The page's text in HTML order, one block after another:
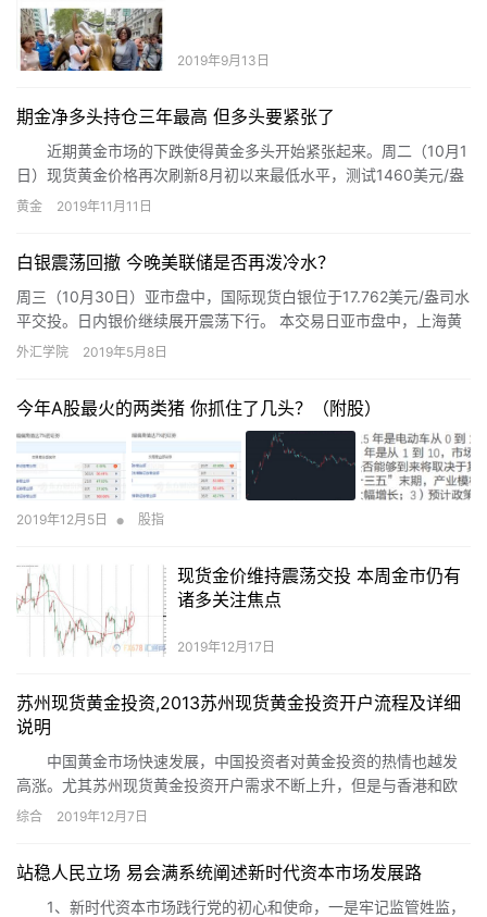
2019年9月13日
期金净多头持仓三年最高 但多头要紧张了
近期黄金市场的下跌使得黄金多头开始紧张起来。周二（10月1
日）现货黄金价格再次刷新8月初以来最低水平，测试1460美元/盎
司关口的支撑。
黄金 2019年11月11日
白银震荡回撤 今晚美联储是否再泼冷水？
周三（10月30日）亚市盘中，国际现货白银位于17.762美元/盎司水
平交投。日内银价继续展开震荡下行。 本交易日亚市盘中，上海黄
金交易所白银t+d上涨0.12%至4325元/千克…
外汇学院 2019年5月8日
今年A股最火的两类猪 你抓住了几头？（附股）
2019年12月5日 • 股指
现货金价维持震荡交投 本周金市仍有
诸多关注焦点
2019年12月17日
苏州现货黄金投资,2013苏州现货黄金投资开户流程及详细
说明
中国黄金市场快速发展，中国投资者对黄金投资的热情也越发
高涨。尤其苏州现货黄金投资开户需求不断上升，但是与香港和欧
美等成熟市场相比，内地黄金投资市场仍处于相对落后的阶段。下
综合 2019年12月7日
站稳人民立场 易会满系统阐述新时代资本市场发展路
1、新时代资本市场践行党的初心和使命，一是牢记监管姓监，